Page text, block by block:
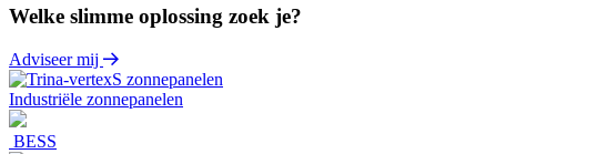
Welke slimme oplossing zoek je?
Adviseer mij
Industriële zonnepanelen
BESS